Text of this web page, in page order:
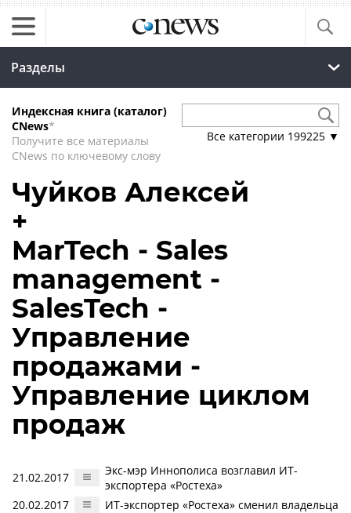
Разделы
Индексная книга (каталог)
CNews*
Получите все материалы
CNews по ключевому слову
Все категории 199225 ▼
Чуйков Алексей
+
MarTech - Sales
management -
SalesTech -
Управление
продажами -
Управление циклом
продаж
21.02.2017
Экс-мэр Иннополиса возглавил ИТ-
экспортера «Ростеха»
20.02.2017
ИТ-экспортер «Ростеха» сменил владельца